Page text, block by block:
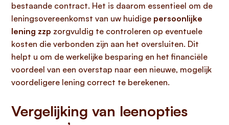
bestaande contract. Het is daarom essentieel om de
leningsovereenkomst van uw huidige persoonlijke
lening zzp zorgvuldig te controleren op eventuele
kosten die verbonden zijn aan het oversluiten. Dit
helpt u om de werkelijke besparing en het financiële
voordeel van een overstap naar een nieuwe, mogelijk
voordeligere lening correct te berekenen.
Vergelijking van leenopties